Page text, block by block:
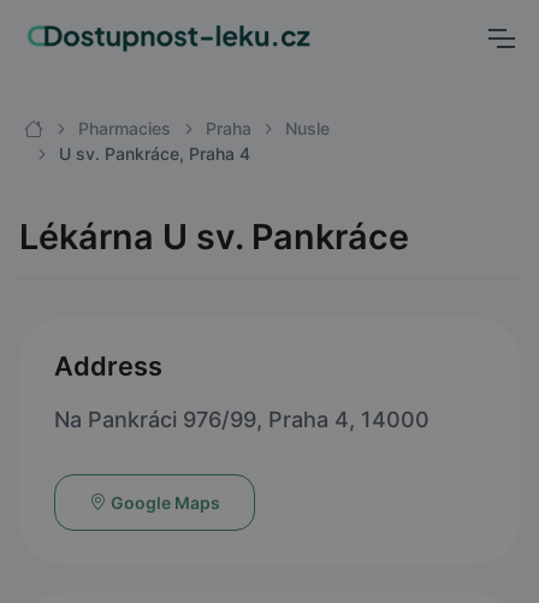
Pharmacies Praha
Nusle
U sv. Pankráce, Praha 4
Lékárna U sv. Pankráce
Address
Na Pankráci 976/99, Praha 4, 14000
Google Maps